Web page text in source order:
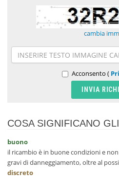
cambia
Acconsento (
COSA SIGNIFICANO
buono
il ricambio è in buone condizioni e
gravi di danneggiamento, oltre al
discreto